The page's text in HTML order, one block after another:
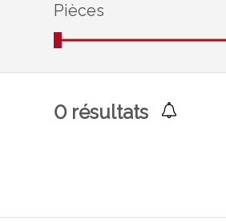
Pièces
0résultats